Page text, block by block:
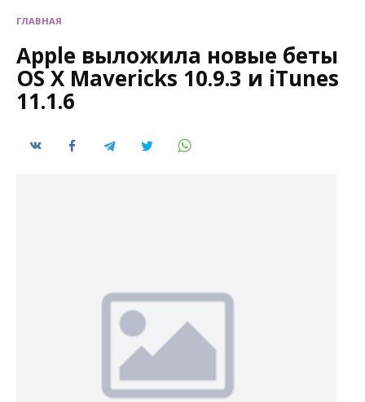
ГЛАВНАЯ
Apple выложила новые беты
OS X Mavericks 10.9.3 и iTunes
11.1.6